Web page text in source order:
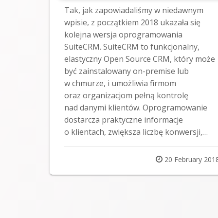
Tak, jak zapowiadaliśmy w niedawnym
wpisie, z początkiem 2018 ukazała się
kolejna wersja oprogramowania
SuiteCRM. SuiteCRM to funkcjonalny,
elastyczny Open Source CRM, który może
być zainstalowany on-premise lub
w chmurze, i umożliwia firmom
oraz organizacjom pełną kontrolę
nad danymi klientów. Oprogramowanie
dostarcza praktyczne informacje
o klientach, zwiększa liczbę konwersji,…
Posted
on
20 February